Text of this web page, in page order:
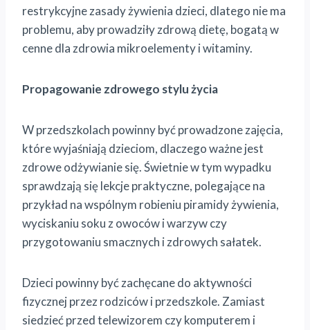
restrykcyjne zasady żywienia dzieci, dlatego nie ma
problemu, aby prowadziły zdrową dietę, bogatą w
cenne dla zdrowia mikroelementy i witaminy.
Propagowanie zdrowego stylu życia
W przedszkolach powinny być prowadzone zajęcia,
które wyjaśniają dzieciom, dlaczego ważne jest
zdrowe odżywianie się. Świetnie w tym wypadku
sprawdzają się lekcje praktyczne, polegające na
przykład na wspólnym robieniu piramidy żywienia,
wyciskaniu soku z owoców i warzyw czy
przygotowaniu smacznych i zdrowych sałatek.
Dzieci powinny być zachęcane do aktywności
fizycznej przez rodziców i przedszkole. Zamiast
siedzieć przed telewizorem czy komputerem i